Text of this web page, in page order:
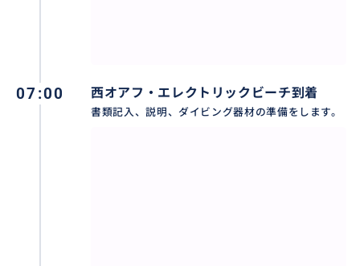
07:00 西オアフ・エレクトリックビーチ到着
書類記入、説明、ダイビング器材の準備をします。